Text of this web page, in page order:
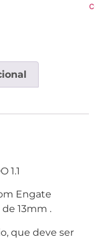
1.1
Engate
de 13mm .
que deve ser